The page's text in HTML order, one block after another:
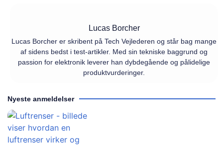
Lucas Borcher
Lucas Borcher er skribent på Tech Vejlederen og står bag mange
af sidens bedst i test-artikler. Med sin tekniske baggrund og
passion for elektronik leverer han dybdegående og pålidelige
produktvurderinger.
Nyeste anmeldelser